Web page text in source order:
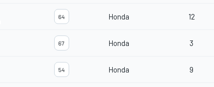
64 Honda 12
67 Honda 3
54 Honda 9